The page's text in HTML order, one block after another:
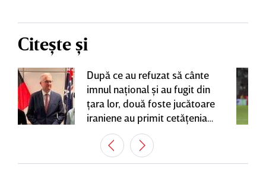
Citește și
După ce au refuzat să cânte
imnul naţional şi au fugit din
ţara lor, două foste jucătoare
iraniene au primit cetăţenia
australiană